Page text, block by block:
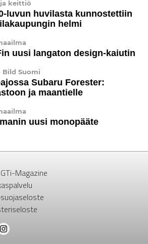
keittiö
luvun huvilasta kunnostettiin
helmi
uusi langaton design-kaiutin
Bild Suomi
Subaru Forester:
ja maantielle
uusi monopääte
Magazine